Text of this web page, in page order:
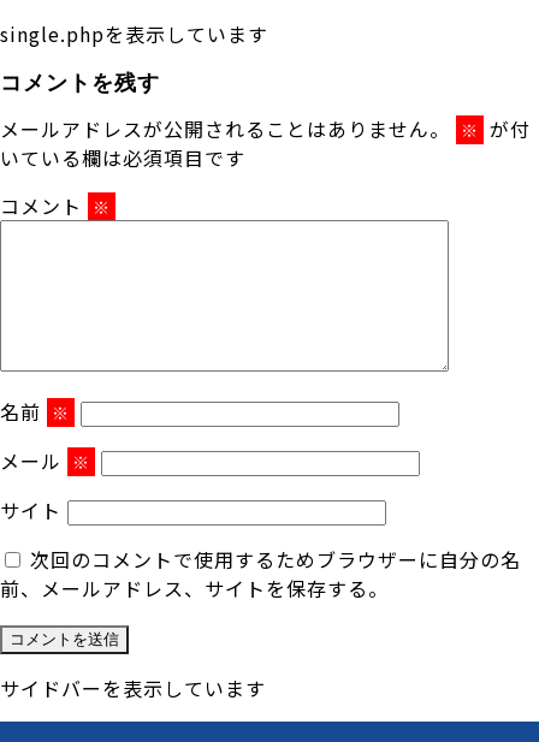
single.phpを表示しています
コメントを残す
メールアドレスが公開されることはありません。 ※ が付
いている欄は必須項目です
コメント
※
名前 ※
メール ※
サイト
次回のコメントで使用するためブラウザーに自分の名
前、メールアドレス、サイトを保存する。
サイドバーを表示しています